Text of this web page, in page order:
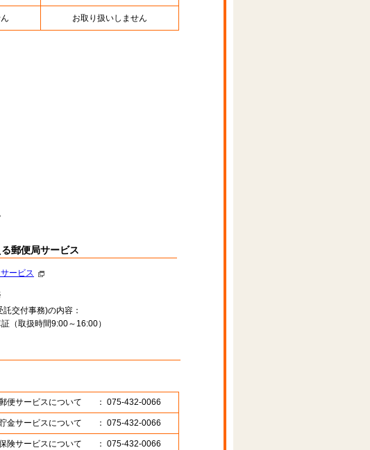
お取り扱いしません
郵便局サービス
ービス
託交付事務)の内容：
（取扱時間9:00～16:00）
便サービスについて ： 075-432-0066
金サービスについて ： 075-432-0066
険サービスについて ： 075-432-0066